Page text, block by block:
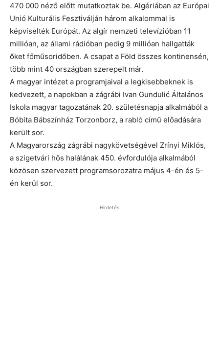
470 000 néző előtt mutatkoztak be. Algériában az Európai
Unió Kulturális Fesztiválján három alkalommal is
képviselték Európát. Az algír nemzeti televízióban 11
millióan, az állami rádióban pedig 9 millióan hallgatták
őket főműsoridőben. A csapat a Föld összes kontinensén,
több mint 40 országban szerepelt már.
A magyar intézet a programjaival a legkisebbeknek is
kedvezett, a napokban a zágrábi Ivan Gundulić Általános
Iskola magyar tagozatának 20. születésnapja alkalmából a
Bóbita Bábszínház Torzonborz, a rabló című előadására
került sor.
A Magyarország zágrábi nagykövetségével Zrínyi Miklós,
a szigetvári hős halálának 450. évfordulója alkalmából
közösen szervezett programsorozatra május 4-én és 5-
én kerül sor.
Hirdetés